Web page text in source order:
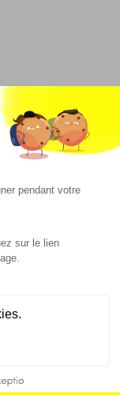
pendant votre
sur le lien
offres du